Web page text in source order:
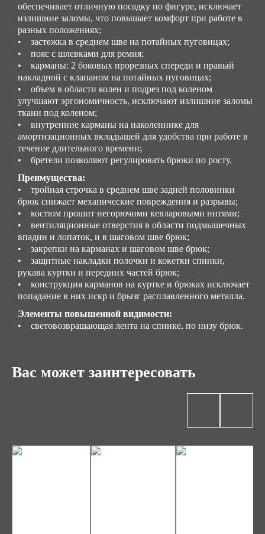
обеспечивает отличную посадку по фигуре, исключает
излишние заломы, что повышает комфорт при работе в
разных положениях;
• застежка в среднем шве на потайных пуговицах;
• пояс с шлевками для ремня;
• карманы: 2 боковых прорезных спереди и правый
накладной с клапаном на потайных пуговицах;
• объем в области колен и подрез под коленом
улучшают эргономичность, исключают излишние заломы
ткани под коленом;
• внутренние карманы на наколеннике для
амортизационных вкладышей для удобства при работе в
течение длительного времени;
• бретели позволяют регулировать брюки по росту.
Преимущества:
• тройная строчка в среднем шве задней половинки
брюк снижает механические повреждения и разрывы;
• костюм прошит негорючими кевларовыми нитями;
• вентиляционные отверстия в области подмышечных
впадин и лопаток, и в шаговом шве брюк;
• закрепки на карманах и шаговом шве брюк;
• защитные накладки полочки и кокетки спинки,
рукава куртки и передних частей брюк;
• конструкция карманов на куртке и брюках исключает
попадание в них искр и брызг расплавленного металла.
Элементы повышенной видимости:
• световозвращающая лента на спинке, по низу брюк.
Вас может заинтересовать